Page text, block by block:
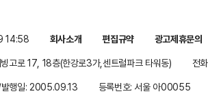
14:58 회사소개 편집규약
광고제휴문의
고로 17, 18층(한강로3가,센트럴파크 타워동)
전
발행일: 2005.09.13 등록번호: 서울 아00055